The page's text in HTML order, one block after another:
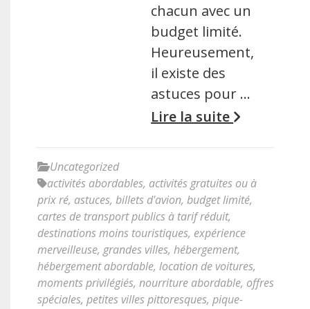
chacun avec un
budget limité.
Heureusement,
il existe des
astuces pour …
Lire la suite
Uncategorized
activités abordables, activités gratuites ou à
prix ré, astuces, billets d'avion, budget limité,
cartes de transport publics à tarif réduit,
destinations moins touristiques, expérience
merveilleuse, grandes villes, hébergement,
hébergement abordable, location de voitures,
moments privilégiés, nourriture abordable, offres
spéciales, petites villes pittoresques, pique-